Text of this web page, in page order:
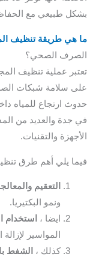
طبيعي مع الحفاظ على
طريقة تنظيف
الصحي؟
عملية تنظيف
سلامة شبكات الصرف
ارتجاع للمياه داخل
والعديد من المدن
والتقنيات.
يلي أهم طرق تنظيف
التعقيم والمعالجة:
ونمو البكتيريا.
ايضا ،
استخدام الضغط
المواسير لإزالة
كذلك ،الشفط